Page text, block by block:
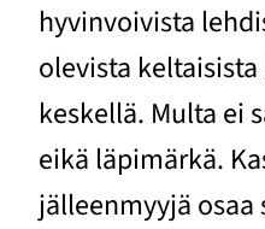
hyvinvoivista
olevista
keskellä. Multa ei
eikä läpimärkä.
jälleenmyyjä